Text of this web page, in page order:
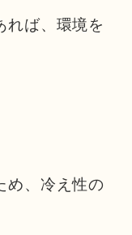
れば、環境を
め、冷え性の